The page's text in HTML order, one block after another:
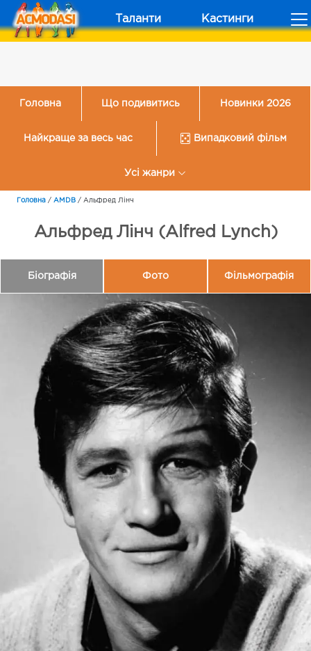
Таланти Кастинги
Головна Що подивитись Новинки 2026
Найкраще за весь час Випадковий фільм
Усі жанри
Головна / AMDB / Альфред Лінч
Альфред Лінч (Alfred Lynch)
Біографія Фото Фільмографія